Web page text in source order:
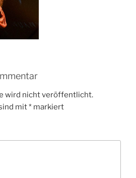
wird nicht veröffentlicht.
mit* markiert